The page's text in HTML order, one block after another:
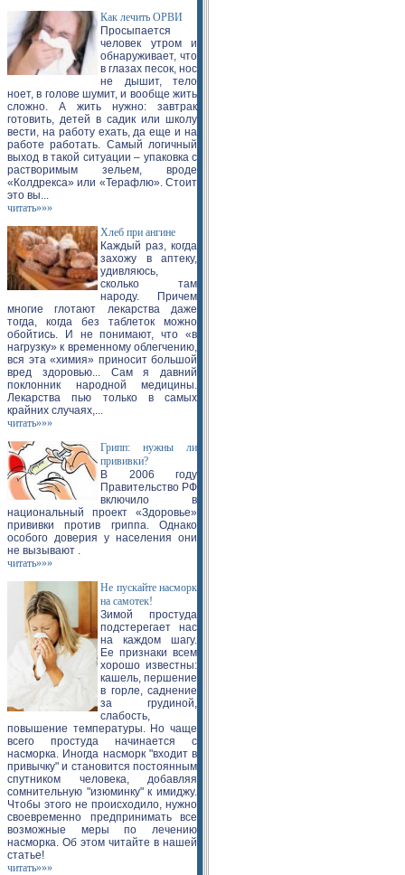
Как лечить ОРВИ
Просыпается
человек утром и
обнаруживает, что
в глазах песок, нос
не дышит, тело
ноет, в голове шумит, и вообще жить
сложно. А жить нужно: завтрак
готовить, детей в садик или школу
вести, на работу ехать, да еще и на
работе работать. Самый логичный
выход в такой ситуации – упаковка с
растворимым зельем, вроде
«Колдрекса» или «Терафлю». Стоит
это вы...
читать»»»
Хлеб при ангине
Каждый раз, когда
захожу в аптеку,
удивляюсь,
сколько там
народу. Причем
многие глотают лекарства даже
тогда, когда без таблеток можно
обойтись. И не понимают, что «в
нагрузку» к временному облегчению,
вся эта «химия» приносит большой
вред здоровью... Сам я давний
поклонник народной медицины.
Лекарства пью только в самых
крайних случаях,...
читать»»»
Грипп: нужны ли
прививки?
В 2006 году
Правительство РФ
включило в
национальный проект «Здоровье»
прививки против гриппа. Однако
особого доверия у населения они
не вызывают .
читать»»»
Не пускайте насморк
на самотек!
Зимой простуда
подстерегает нас
на каждом шагу.
Ее признаки всем
хорошо известны:
кашель, першение
в горле, саднение
за грудиной,
слабость,
повышение температуры. Но чаще
всего простуда начинается с
насморка. Иногда насморк "входит в
привычку" и становится постоянным
спутником человека, добавляя
сомнительную "изюминку" к имиджу.
Чтобы этого не происходило, нужно
своевременно предпринимать все
возможные меры по лечению
насморка. Об этом читайте в нашей
статье!
читать»»»